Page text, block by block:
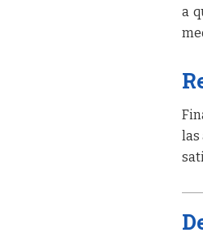
a
las